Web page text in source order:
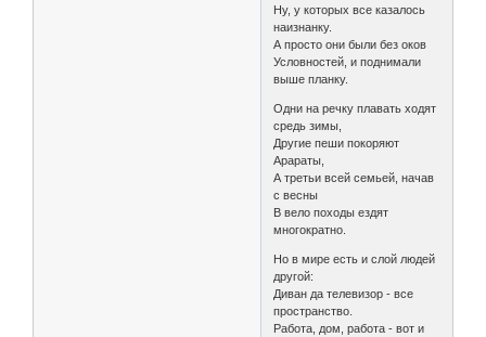
Ну, у которых все казалось
наизнанку.
А просто они были без оков
Условностей, и поднимали
выше планку.
Одни на речку плавать ходят
средь зимы,
Другие пеши покоряют
Арараты,
А третьи всей семьей, начав
с весны
В вело походы ездят
многократно.
Но в мире есть и слой людей
другой:
Диван да телевизор - все
пространство.
Работа, дом, работа - вот и